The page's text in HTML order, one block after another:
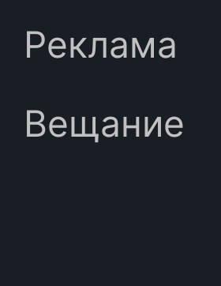
Реклама
Вещание